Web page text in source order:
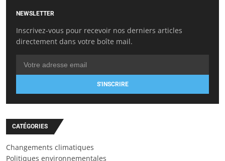
NEWSLETTER
Inscrivez-vous pour recevoir nos derniers articles
directement dans votre boîte mail.
S'INSCRIRE
CATÉGORIES
Changements climatiques
Politiques environnementales